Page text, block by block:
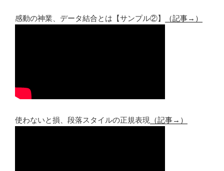
感動の神業、データ結合とは【サンプル②】 （記事→）
使わないと損、段落スタイルの正規表現 （記事→）